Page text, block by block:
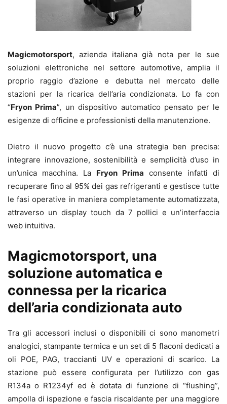
Magicmotorsport, azienda italiana già nota per le sue
soluzioni elettroniche nel settore automotive, amplia il
proprio raggio d’azione e debutta nel mercato delle
stazioni per la ricarica dell’aria condizionata. Lo fa con
“Fryon Prima”, un dispositivo automatico pensato per le
esigenze di officine e professionisti della manutenzione.
Dietro il nuovo progetto c’è una strategia ben precisa:
integrare innovazione, sostenibilità e semplicità d’uso in
un’unica macchina. La Fryon Prima consente infatti di
recuperare fino al 95% dei gas refrigeranti e gestisce tutte
le fasi operative in maniera completamente automatizzata,
attraverso un display touch da 7 pollici e un’interfaccia
web intuitiva.
Magicmotorsport, una
soluzione automatica e
connessa per la ricarica
dell’aria condizionata auto
Tra gli accessori inclusi o disponibili ci sono manometri
analogici, stampante termica e un set di 5 flaconi dedicati a
oli POE, PAG, traccianti UV e operazioni di scarico. La
stazione può essere configurata per l’utilizzo con gas
R134a o R1234yf ed è dotata di funzione di “flushing”,
ampolla di ispezione e fascia riscaldante per una maggiore